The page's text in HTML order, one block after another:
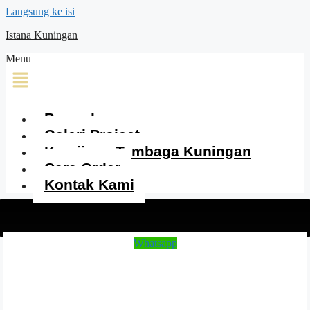
Langsung ke isi
Istana Kuningan
Menu
Beranda
Galeri Project
Kerajinan Tembaga Kuningan
Cara Order
Kontak Kami
Whatsapp